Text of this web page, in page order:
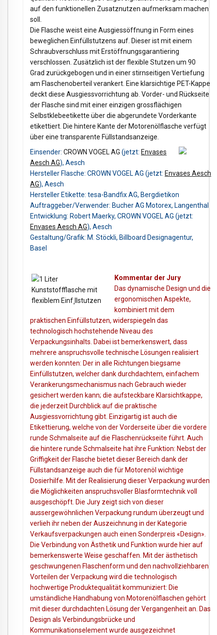
auf den funktionellen Zusatznutzen aufmerksam machen
soll.
Die Flasche weist eine Ausgiessöffnung in Form eines
beweglichen Einfüllstutzens auf. Dieser ist mit einem
Schraubverschluss mit Erstöffnungsgarantiering
verschlossen. Zusätzlich ist der flexible Stutzen um 90
Grad zurückgebogen und in einer stirnseitigen Vertiefung
am Flaschenoberteil verankert. Eine klarsichtige PET-Kappe
deckt diese Ausgiessvorrichtung ab. Vorder- und Rückseite
der Flasche sind mit einer einzigen grossflächigen
Selbstklebeetikette über die abgerundete Vorderkante
etikettiert. Die hintere Kante der Motorenölflasche verfügt
über eine transparente Füllstandsanzeige.
Einsender: CROWN VOGEL AG (jetzt: Envases
Aesch AG), Aesch
Hersteller Flasche: CROWN VOGEL AG (jetzt: Envases Aesch
AG), Aesch
Hersteller Etikette: tesa-Bandfix AG, Bergdietikon
Auftraggeber/Verwender: Bucher AG Motorex, Langenthal
Entwicklung: Robert Maerky, CROWN VOGEL AG (jetzt:
Envases Aesch AG), Aesch
Gestaltung/Grafik: M. Stöckli, Billboard Designagentur,
Basel
Kommentar der Jury
Das dynamische Design und die
ergonomischen Aspekte,
kombiniert mit dem
praktischen Einfüllstutzen, widerspiegeln das
technologisch hochstehende Niveau des
Verpackungsinhalts. Dabei ist bemerkenswert, dass
mehrere anspruchsvolle technische Lösungen realisiert
werden konnten: Der in alle Richtungen biegsame
Einfüllstutzen, welcher dank durchdachtem, einfachem
Verankerungsmechanismus nach Gebrauch wieder
gesichert werden kann; die aufsteckbare Klarsichtkappe,
die jederzeit Durchblick auf die praktische
Ausgiessvorrichtung gibt. Einzigartig ist auch die
Etikettierung, welche von der Vorderseite über die vordere
runde Schmalseite auf die Flaschenrückseite führt. Auch
die hintere runde Schmalseite hat ihre Funktion: Nebst der
Griffigkeit der Flasche bietet dieser Bereich dank der
Füllstandsanzeige auch die für Motorenöl wichtige
Dosierhilfe. Mit der Realisierung dieser Verpackung wurden
die Möglichkeiten anspruchsvoller Blasformtechnik voll
ausgeschöpft. Die Jury zeigt sich von dieser
aussergewöhnlichen Verpackung rundum überzeugt und
verlieh ihr neben der Auszeichnung in der Kategorie
Verkaufsverpackungen auch einen Sonderpreis «Design».
Die Verbindung von Ästhetik und Funktion wurde hier auf
bemerkenswerte Weise geschaffen. Mit der ästhetisch
geschwungenen Flaschenform und den nachvollziehbaren
Vorteilen der Verpackung wird die technologisch
hochwertige Produktequalität kommuniziert: Die
umständliche Handhabung von Motorenölflaschen gehört
mit dieser durchdachten Lösung der Vergangenheit an. Das
Design als Verbindungsbrücke und
Kommunikationselement wurde ausgezeichnet